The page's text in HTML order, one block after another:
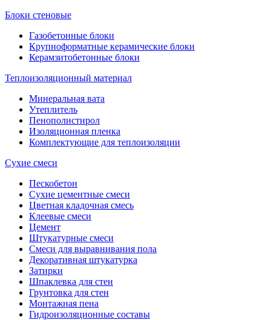
Блоки стеновые
Газобетонные блоки
Крупноформатные керамические блоки
Керамзитобетонные блоки
Теплоизоляционный материал
Минеральная вата
Утеплитель
Пенополистирол
Изоляционная пленка
Комплектующие для теплоизоляции
Сухие смеси
Пескобетон
Сухие цементные смеси
Цветная кладочная смесь
Клеевые смеси
Цемент
Штукатурные смеси
Смеси для выравнивания пола
Декоративная штукатурка
Затирки
Шпаклевка для стен
Грунтовка для стен
Монтажная пена
Гидроизоляционные составы